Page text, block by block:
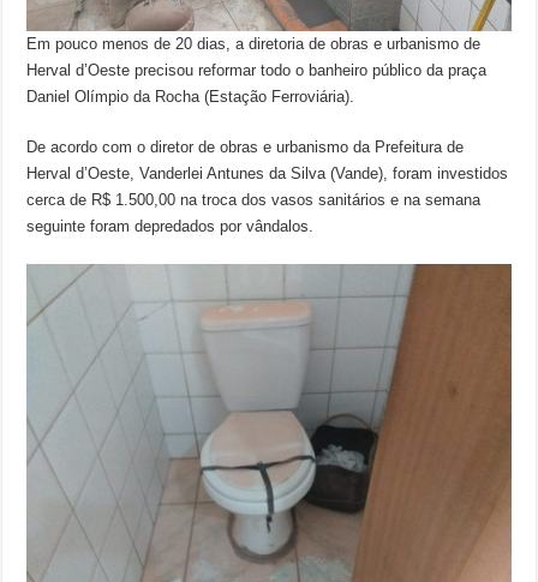
Em pouco menos de 20 dias, a diretoria de obras e urbanismo de
Herval d’Oeste precisou reformar todo o banheiro público da praça
Daniel Olímpio da Rocha (Estação Ferroviária).
De acordo com o diretor de obras e urbanismo da Prefeitura de
Herval d’Oeste, Vanderlei Antunes da Silva (Vande), foram investidos
cerca de R$ 1.500,00 na troca dos vasos sanitários e na semana
seguinte foram depredados por vândalos.